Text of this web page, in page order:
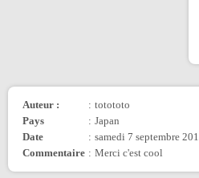
Auteur : : totototo
Pays
: Japan
Date
: samedi 7 septembre
Commentaire : Merci c'est cool